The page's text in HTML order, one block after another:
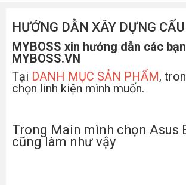
HƯỚNG DẪN XÂY DỰNG
MYBOSS xin hướng dẫn các
MYBOSS.VN
Tại DANH MỤC SẢN PHẨM,
chọn linh kiện mình muốn.
Trong Main mình chọn Asus
cũng làm như vậy